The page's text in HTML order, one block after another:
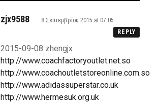
zjx9588
8 Σεπτεμβρίου 2015 at 07:05
REPLY
2015-09-08 zhengjx
http://www.coachfactoryoutlet.net.so
http://www.coachoutletstoreonline.com.so
http://www.adidassuperstar.co.uk
http://www.hermesuk.org.uk